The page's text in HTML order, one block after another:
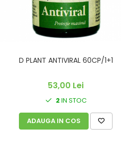
D PLANT ANTIVIRAL 60CP/1+1
53,00 Lei
2IN STOC
ADAUGA IN COS